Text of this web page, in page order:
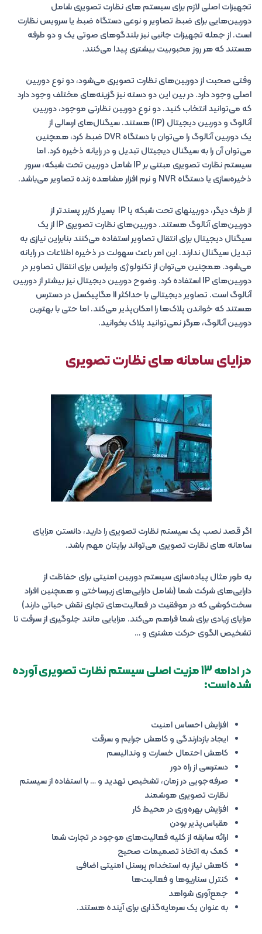
تجهیزات اصلی لازم برای سیستم های نظارت تصویری شامل
دوربین‌هایی برای ضبط تصاویر و نوعی دستگاه ضبط یا سرویس نظارت
است. از جمله تجهیزات جانبی نیز بلندگوهای صوتی یک و دو طرفه
هستند که هر روز محبوبیت بیشتری پیدا می‌کنند.
وقتی صحبت از دوربین‌های نظارت تصویری می‌شود، دو نوع دوربین
اصلی وجود دارد. در بین این دو دسته نیز گزینه‌های مختلف وجود دارد
که می‌توانید انتخاب کنید. دو نوع دوربین نظارتی موجود، دوربین
آنالوگ و دوربین دیجیتال (IP) هستند. سیگنال‌های ارسالی از
یک دوربین آنالوگ را می‌توان با دستگاه DVR ضبط کرد، همچنین
می‌توان آن را به سیگنال دیجیتال تبدیل و در رایانه ذخیره کرد. اما
سیستم‌ نظارت تصویری مبتنی بر IP شامل دوربین تحت شبکه، سرور
ذخیره‌سازی یا دستگاه NVR و نرم افزار مشاهده زنده تصاویر می‌باشد.
از طرف دیگر، دوربین‎های تحت شبکه یا IP بسیار کاربر پسندتر از
دوربین‌های آنالوگ هستند. دوربین‌های نظارت تصویری IP از یک
سیگنال دیجیتال برای انتقال تصاویر استفاده می‌کنند بنابراین نیازی به
تبدیل سیگنال ندارند. این امر باعث سهولت در ذخیره اطلاعات در رایانه
می‌شود. همچنین می‌توان از تکنولوژی وایرلس برای انتقال تصاویر در
دوربین‌های IP استفاده کرد. وضوح دوربین دیجیتال نیز بیشتر از دوربین
آنالوگ است. تصاویر دیجیتالی با حداکثر 11 مگاپیکسل در دسترس
هستند که خواندن پلاک‌ها را امکان‌پذیر می‌کند. اما حتی با بهترین
دوربین آنالوگ، هرگز نمی‌توانید پلاک بخوانید.
مزایای سامانه های نظارت تصویری
اگر قصد نصب یک سیستم نظارت تصویری را دارید، دانستن مزایای
سامانه های نظارت تصویری می‌تواند برایتان مهم باشد.
به طور مثال پیاده‌سازی سیستم دوربین امنیتی برای حفاظت از
دارایی‌های شرکت شما (شامل دارایی‌های زیرساختی و همچنین افراد
سخت‌کوشی که در موفقیت در فعالیت‌های تجاری نقش حیاتی دارند)
مزایای زیادی برای شما فراهم می‌کند. مزایایی مانند جلوگیری از سرقت تا
تشخیص الگوی حرکت مشتری و …
در ادامه 13 مزیت اصلی سیستم نظارت تصویری آورده
شده‌است:
افزایش احساس امنیت
ایجاد بازدارندگی و کاهش جرایم و سرقت
کاهش احتمال خسارت و وندالیسم
دسترسی از راه دور
صرفه‌جویی در زمان، تشخیص تهدید و … با استفاده از سیستم‌
نظارت تصویری هوشمند
افزایش بهره‌وری در محیط کار
مقیاس‌پذیر بودن
ارائه سابقه از کلیه فعالیت‌های موجود در تجارت شما
کمک به اتخاذ تصمیمات صحیح
کاهش نیاز به استخدام پرسنل امنیتی اضافی
کنترل سناریوها و فعالیت‌ها
جمع‌آوری شواهد
به عنوان یک سرمایه‌گذاری برای آینده هستند.